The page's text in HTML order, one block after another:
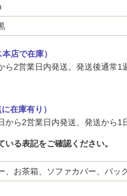
店で在庫）
ら2営業日内発送。発送後通常1
在庫有り）
から2営業日内発送、発送から1
いる表記をご確認ください。
、お茶箱、ソファカバー、バッ